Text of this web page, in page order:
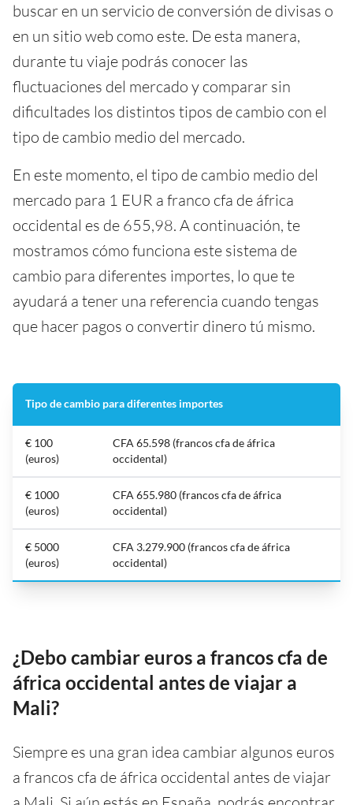
buscar en un servicio de conversión de divisas o
en un sitio web como este. De esta manera,
durante tu viaje podrás conocer las
fluctuaciones del mercado y comparar sin
dificultades los distintos tipos de cambio con el
tipo de cambio medio del mercado.
En este momento, el tipo de cambio medio del
mercado para 1 EUR a franco cfa de áfrica
occidental es de 655,98. A continuación, te
mostramos cómo funciona este sistema de
cambio para diferentes importes, lo que te
ayudará a tener una referencia cuando tengas
que hacer pagos o convertir dinero tú mismo.
Tipo de cambio para diferentes importes
€ 100
(euros)
CFA 65.598 (francos cfa de áfrica
occidental)
€ 1000
(euros)
CFA 655.980 (francos cfa de áfrica
occidental)
€ 5000
(euros)
CFA 3.279.900 (francos cfa de áfrica
occidental)
¿Debo cambiar euros a francos cfa de
áfrica occidental antes de viajar a
Mali?
Siempre es una gran idea cambiar algunos euros
a francos cfa de áfrica occidental antes de viajar